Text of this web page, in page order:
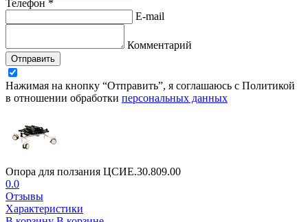
Телефон *
E-mail
Комментарий
Отправить
Нажимая на кнопку “Отправить”, я соглашаюсь с Политикой
в отношении обработки персональных данных
Опора для ползания ЦСИЕ.30.809.00
0.0
Отзывы
Характеристики